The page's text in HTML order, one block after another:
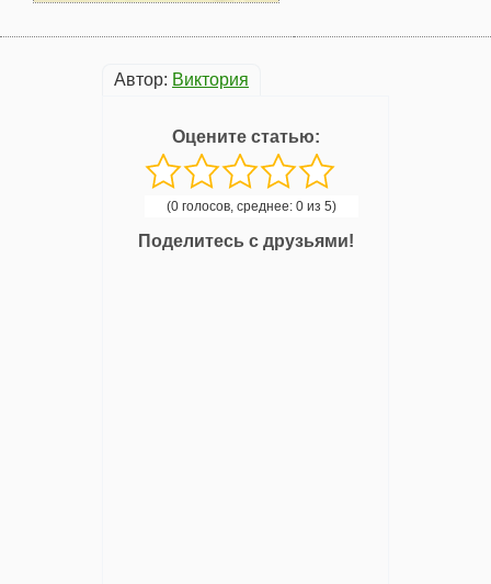
Автор: Виктория
Оцените статью:
(0 голосов, среднее: 0 из 5)
Поделитесь с друзьями!